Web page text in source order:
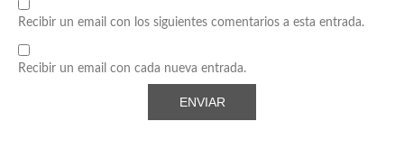
Recibir un email con los siguientes comentarios a esta entrada.
Recibir un email con cada nueva entrada.